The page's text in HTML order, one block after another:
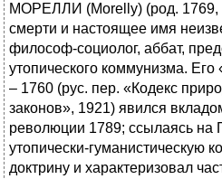
МОРЕЛЛИ (Morelly) (род. 1769,
смерти и настоящее имя
философ-социолог, аббат,
утопического коммунизма.
– 1760 (рус. пер. «Кодекс
законов», 1921) явился
революции 1789; ссылаясь на
утопически-гуманистическую
доктрину и характеризовал